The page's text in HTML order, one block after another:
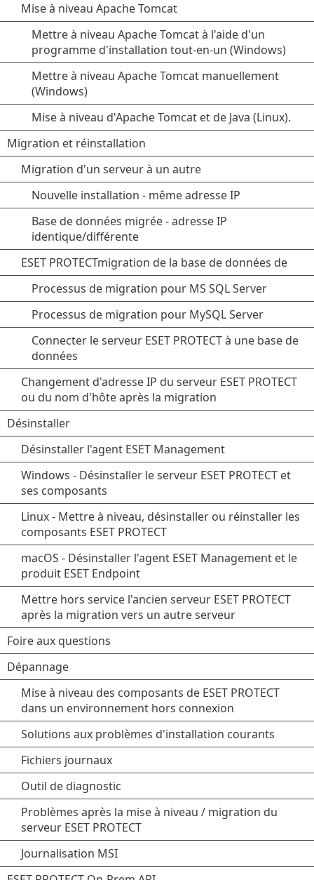
Mise à niveau Apache Tomcat
Mettre à niveau Apache Tomcat à l'aide d'un
programme d'installation tout-en-un (Windows)
Mettre à niveau Apache Tomcat manuellement
(Windows)
Mise à niveau d'Apache Tomcat et de Java (Linux).
Migration et réinstallation
Migration d'un serveur à un autre
Nouvelle installation - même adresse IP
Base de données migrée - adresse IP
identique/différente
ESET PROTECTmigration de la base de données de
Processus de migration pour MS SQL Server
Processus de migration pour MySQL Server
Connecter le serveur ESET PROTECT à une base de
données
Changement d'adresse IP du serveur ESET PROTECT
ou du nom d'hôte après la migration
Désinstaller
Désinstaller l'agent ESET Management
Windows - Désinstaller le serveur ESET PROTECT et
ses composants
Linux - Mettre à niveau, désinstaller ou réinstaller les
composants ESET PROTECT
macOS - Désinstaller l'agent ESET Management et le
produit ESET Endpoint
Mettre hors service l'ancien serveur ESET PROTECT
après la migration vers un autre serveur
Foire aux questions
Dépannage
Mise à niveau des composants de ESET PROTECT
dans un environnement hors connexion
Solutions aux problèmes d'installation courants
Fichiers journaux
Outil de diagnostic
Problèmes après la mise à niveau / migration du
serveur ESET PROTECT
Journalisation MSI